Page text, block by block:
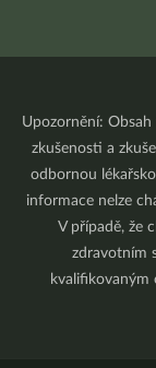
Upozornění:
zkušenosti a
odbornou
informace nelze
V případě, že
zdravotním
kvalifikovaným